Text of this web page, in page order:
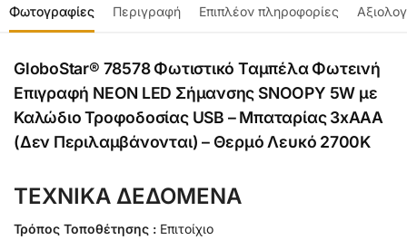
Φωτογραφίες Περιγραφή Επιπλέον πληροφορίες
GloboStar® 78578 Φωτιστικό Ταμπέλα Φωτεινή
Επιγραφή NEON LED Σήμανσης SNOOPY 5W με
Καλώδιο Τροφοδοσίας USB – Μπαταρίας 3xAAA
(Δεν Περιλαμβάνονται) – Θερμό Λευκό 2700K
ΤΕΧΝΙΚΑ ΔΕΔΟΜΕΝΑ
Τρόπος Τοποθέτησης : Επιτοίχιο